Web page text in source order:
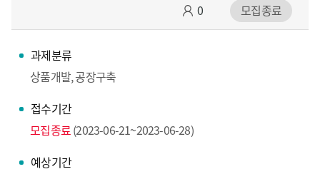
0 모집종료
과제분류
상품개발, 공장구축
접수기간
모집종료(2023-06-21~2023-06-28)
예상기간